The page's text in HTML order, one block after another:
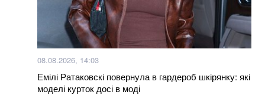
08.08.2026, 14:03
Емілі Ратаковскі повернула в гардероб шкірянку: які
моделі курток досі в моді